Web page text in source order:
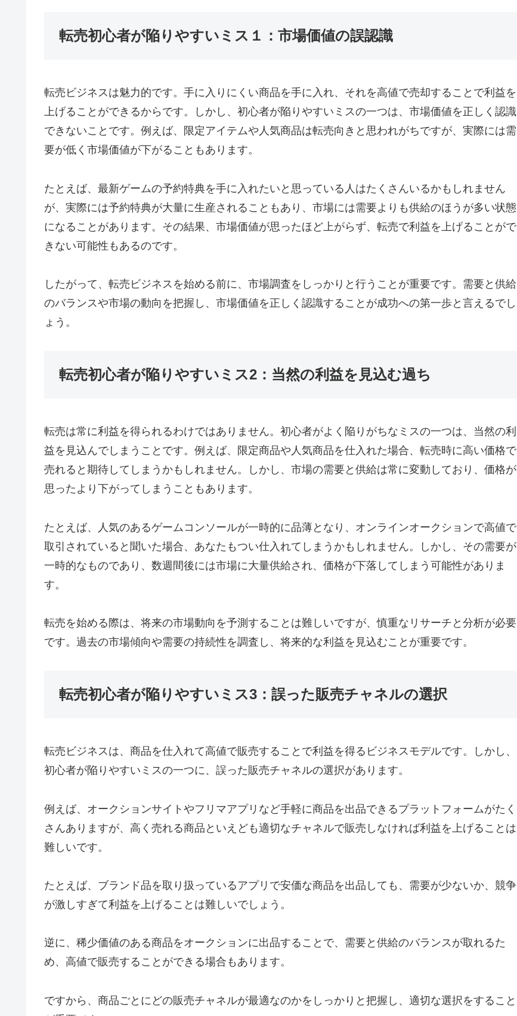
転売初心者が陥りやすいミス１：市場価値の誤認識
転売ビジネスは魅力的です。手に入りにくい商品を手に入れ、それを高値で売却することで利益を
上げることができるからです。しかし、初心者が陥りやすいミスの一つは、市場価値を正しく認識
できないことです。例えば、限定アイテムや人気商品は転売向きと思われがちですが、実際には需
要が低く市場価値が下がることもあります。
たとえば、最新ゲームの予約特典を手に入れたいと思っている人はたくさんいるかもしれません
が、実際には予約特典が大量に生産されることもあり、市場には需要よりも供給のほうが多い状態
になることがあります。その結果、市場価値が思ったほど上がらず、転売で利益を上げることがで
きない可能性もあるのです。
したがって、転売ビジネスを始める前に、市場調査をしっかりと行うことが重要です。需要と供給
のバランスや市場の動向を把握し、市場価値を正しく認識することが成功への第一歩と言えるでし
ょう。
転売初心者が陥りやすいミス2：当然の利益を見込む過ち
転売は常に利益を得られるわけではありません。初心者がよく陥りがちなミスの一つは、当然の利
益を見込んでしまうことです。例えば、限定商品や人気商品を仕入れた場合、転売時に高い価格で
売れると期待してしまうかもしれません。しかし、市場の需要と供給は常に変動しており、価格が
思ったより下がってしまうこともあります。
たとえば、人気のあるゲームコンソールが一時的に品薄となり、オンラインオークションで高値で
取引されていると聞いた場合、あなたもつい仕入れてしまうかもしれません。しかし、その需要が
一時的なものであり、数週間後には市場に大量供給され、価格が下落してしまう可能性がありま
す。
転売を始める際は、将来の市場動向を予測することは難しいですが、慎重なリサーチと分析が必要
です。過去の市場傾向や需要の持続性を調査し、将来的な利益を見込むことが重要です。
転売初心者が陥りやすいミス3：誤った販売チャネルの選択
転売ビジネスは、商品を仕入れて高値で販売することで利益を得るビジネスモデルです。しかし、
初心者が陥りやすいミスの一つに、誤った販売チャネルの選択があります。
例えば、オークションサイトやフリマアプリなど手軽に商品を出品できるプラットフォームがたく
さんありますが、高く売れる商品といえども適切なチャネルで販売しなければ利益を上げることは
難しいです。
たとえば、ブランド品を取り扱っているアプリで安価な商品を出品しても、需要が少ないか、競争
が激しすぎて利益を上げることは難しいでしょう。
逆に、稀少価値のある商品をオークションに出品することで、需要と供給のバランスが取れるた
め、高値で販売することができる場合もあります。
ですから、商品ごとにどの販売チャネルが最適なのかをしっかりと把握し、適切な選択をすること